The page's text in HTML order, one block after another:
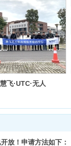
放！申请方法如下：
慧飞·UTC·无人